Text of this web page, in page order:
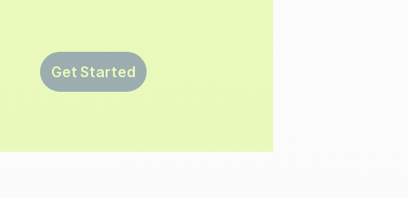
Get Started